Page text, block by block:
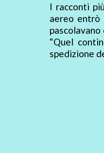
I racconti
aereo entrò
“Quel
spedizione